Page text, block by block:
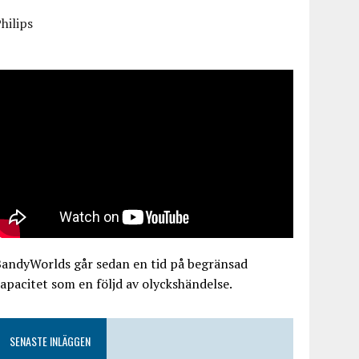
går sedan en tid på begränsad
som en följd av olyckshändelse.
SENASTE INLÄGGEN